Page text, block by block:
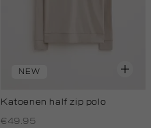
NEW
Katoenen half zip polo
€49.95